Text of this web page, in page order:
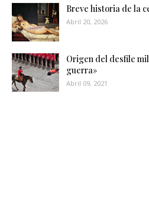
Breve historia de la
Abril 20, 2026
Origen del desfile
guerra»
Abril 09, 2021